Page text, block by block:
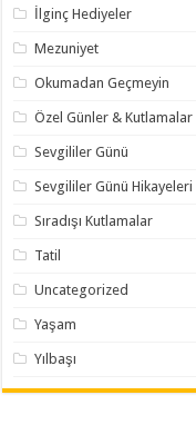
İlginç Hediyeler
Mezuniyet
Okumadan Geçmeyin
Özel Günler & Kutlamalar
Sevgililer Günü
Sevgililer Günü Hikayeleri
Sıradışı Kutlamalar
Tatil
Uncategorized
Yaşam
Yılbaşı